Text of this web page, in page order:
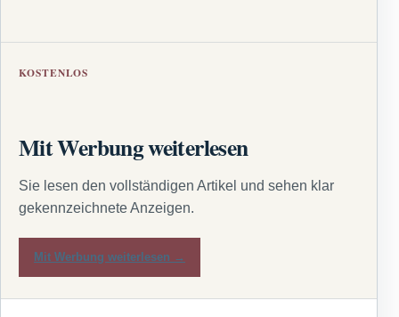
KOSTENLOS
Mit Werbung weiterlesen
Sie lesen den vollständigen Artikel und sehen klar
gekennzeichnete Anzeigen.
Mit Werbung weiterlesen →